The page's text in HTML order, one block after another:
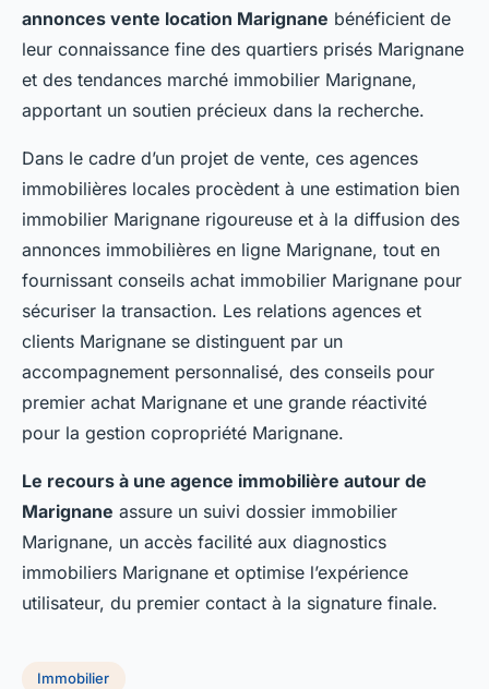
annonces vente location Marignane bénéficient de
leur connaissance fine des quartiers prisés Marignane
et des tendances marché immobilier Marignane,
apportant un soutien précieux dans la recherche.
Dans le cadre d’un projet de vente, ces agences
immobilières locales procèdent à une estimation bien
immobilier Marignane rigoureuse et à la diffusion des
annonces immobilières en ligne Marignane, tout en
fournissant conseils achat immobilier Marignane pour
sécuriser la transaction. Les relations agences et
clients Marignane se distinguent par un
accompagnement personnalisé, des conseils pour
premier achat Marignane et une grande réactivité
pour la gestion copropriété Marignane.
Le recours à une agence immobilière autour de
Marignane assure un suivi dossier immobilier
Marignane, un accès facilité aux diagnostics
immobiliers Marignane et optimise l’expérience
utilisateur, du premier contact à la signature finale.
Immobilier